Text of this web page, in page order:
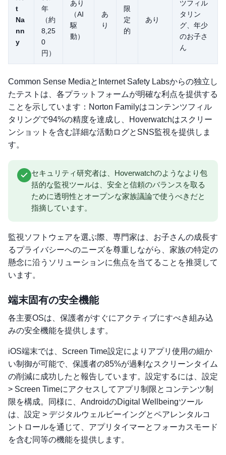
t
Na
nn
y
年
（約
8,25
0
円）
あり
（AI
駆
動）
あ
り
限
定
的
あり
ツフィル
タリン
グ、年少
のお子さ
ん
Common Sense MediaとInternet Safety Labsからの独立し
たテストは、各プラットフォームが明確な利点を提供する
ことを示しています：Norton Familyはコンテンツフィル
タリングで94%の精度を達成し、Hoverwatchはスクリー
ンショットを含む詳細な活動ログとSNS監視を提供しま
す。
セキュリティ研究者は、Hoverwatchのようなより包
括的な監視ツールは、安全と信頼のバランスを取る
ために透明性とオープンな家族議論で使うべきだと
指摘しています。
監視ソフトウェアを選ぶ際、専門家は、お子さんの成長す
るプライバシーへのニーズを尊重しながら、家族の特定の
懸念に沿うソリューションに焦点を当てることを推奨して
います。
端末固有の安全機能
各主要OSは、保護者がすぐにアクティブにすべき組み込
みの安全機能を提供します。
iOS端末では、Screen Time設定によりアプリ使用の細か
い制御が可能で、保護者の85%が過剰なスクリーンタイム
の削減に成功したと報告しています。設定するには、設定
> Screen Timeにアクセスしてアプリ制限とコンテンツ制
限を構成。同様に、AndroidのDigital Wellbeingツール
は、設定 > デジタルウェルビーイングとペアレンタルコ
ントロールを通じて、アプリタイマーとフォーカスモード
を含む同等の機能を提供します。